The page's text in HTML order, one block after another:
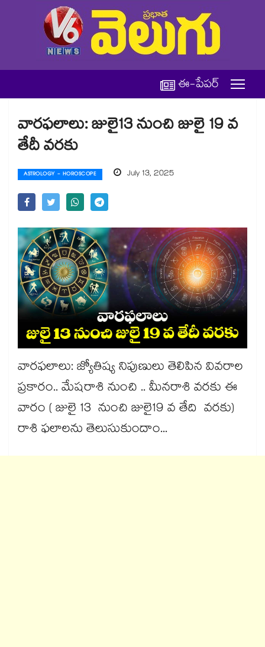
ఈ-పేపర్
వారఫలాలు: జులై13 నుంచి జులై 19 వ
తేదీ వరకు
ASTROLOGY - HOROSCOPE July 13, 2025
వారఫలాలు: జ్యోతిష్య నిపుణులు తెలిపిన వివరాల
ప్రకారం.. మేషరాశి నుంచి .. మీనరాశి వరకు ఈ
వారం ( జులై 13 నుంచి జులై19 వ తేది వరకు)
రాశి ఫలాలను తెలుసుకుందాం...